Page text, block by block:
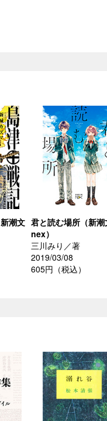
潮文 君と読む場所（新潮
nex）
三川みり／著
2019/03/08
605円（税込）